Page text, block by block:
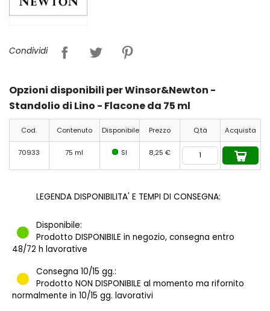
Condividi
Opzioni disponibili per Winsor&Newton -
Standolio di Lino - Flacone da 75 ml
Cod. Contenuto Disponibile Prezzo Q.tà Acquista
70933 75 ml SI 8,25 €
LEGENDA DISPONIBILITA' E TEMPI DI CONSEGNA:
Disponibile:
Prodotto DISPONIBILE in negozio, consegna entro
48/72 h lavorative
Consegna 10/15 gg.:
Prodotto NON DISPONIBILE al momento ma rifornito
normalmente in 10/15 gg. lavorativi